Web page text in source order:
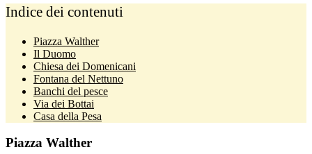
Indice dei contenuti
Piazza Walther
Il Duomo
Chiesa dei Domenicani
Fontana del Nettuno
Banchi del pesce
Via dei Bottai
Casa della Pesa
Piazza Walther